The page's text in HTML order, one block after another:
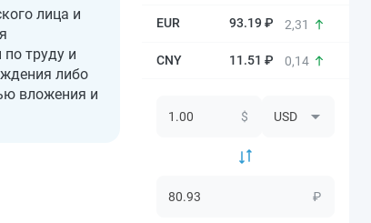
лица и
труду и
либо
вложения и
93.19 ₽ 2,31
11.51 ₽ 0,14
$
₽